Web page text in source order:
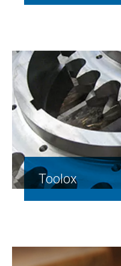
Toolox